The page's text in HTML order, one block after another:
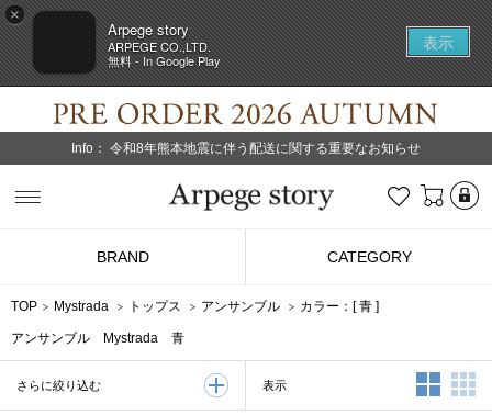
×
Arpege story
ARPEGE CO.,LTD.
無料 - In Google Play
表示
Info： 令和8年熊本地震に伴う配送に関する重要なお知らせ
お気に入り
BRAND CATEGORY
TOP Mystrada トップス アンサンブル カラー：[青 ]
アンサンブル Mystrada 青
さらに絞り込む 表示 2列表示